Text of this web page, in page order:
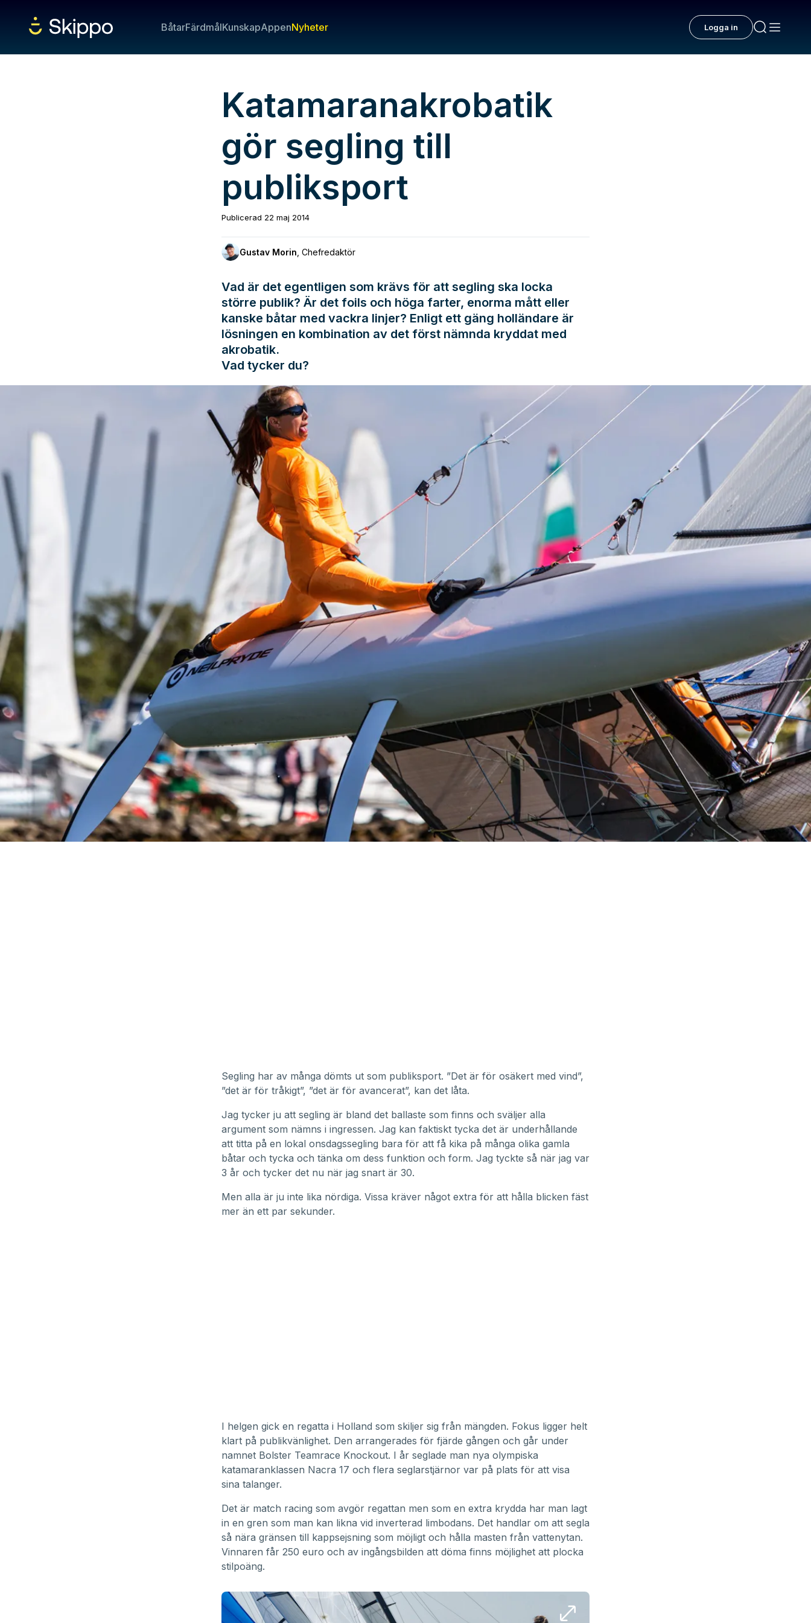
BåtarFärdmålKunskapAppenNyheter Logga in
Katamaranakrobatik
gör segling till
publiksport
Publicerad 22 maj 2014
Gustav Morin Chefredaktör
Vad är det egentligen som krävs för att segling ska locka
större publik? Är det foils och höga farter, enorma mått eller
kanske båtar med vackra linjer? Enligt ett gäng holländare är
lösningen en kombination av det först nämnda kryddat med
akrobatik.
Vad tycker du?
Segling har av många dömts ut som publiksport. ”Det är för osäkert med vind”,
”det är för tråkigt”, ”det är för avancerat”, kan det låta.
Jag tycker ju att segling är bland det ballaste som finns och sväljer alla
argument som nämns i ingressen. Jag kan faktiskt tycka det är underhållande
att titta på en lokal onsdagssegling bara för att få kika på många olika gamla
båtar och tycka och tänka om dess funktion och form. Jag tyckte så när jag var
3 år och tycker det nu när jag snart är 30.
Men alla är ju inte lika nördiga. Vissa kräver något extra för att hålla blicken fäst
mer än ett par sekunder.
I helgen gick en regatta i Holland som skiljer sig från mängden. Fokus ligger helt
klart på publikvänlighet. Den arrangerades för fjärde gången och går under
namnet Bolster Teamrace Knockout. I år seglade man nya olympiska
katamaranklassen Nacra 17 och flera seglarstjärnor var på plats för att visa
sina talanger.
Det är match racing som avgör regattan men som en extra krydda har man lagt
in en gren som man kan likna vid inverterad limbodans. Det handlar om att segla
så nära gränsen till kappsejsning som möjligt och hålla masten från vattenytan.
Vinnaren får 250 euro och av ingångsbilden att döma finns möjlighet att plocka
stilpoäng.